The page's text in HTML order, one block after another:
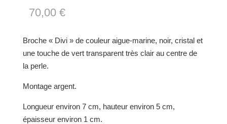
70,00 €
Broche « Divi » de couleur aigue-marine, noir, cristal et
une touche de vert transparent très clair au centre de
la perle.
Montage argent.
Longueur environ 7 cm, hauteur environ 5 cm,
épaisseur environ 1 cm.